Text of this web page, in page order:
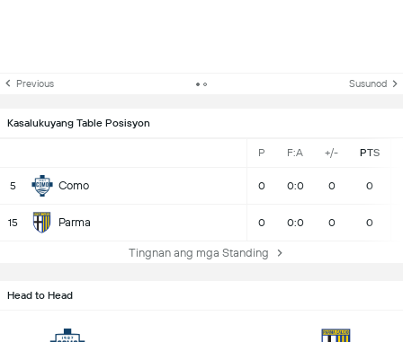
Previous Susunod
Kasalukuyang Table Posisyon
P F:A +/- PTS
5 Como 0 0:0 0 0
15 Parma 0 0:0 0 0
Tingnan ang mga Standing
Head to Head